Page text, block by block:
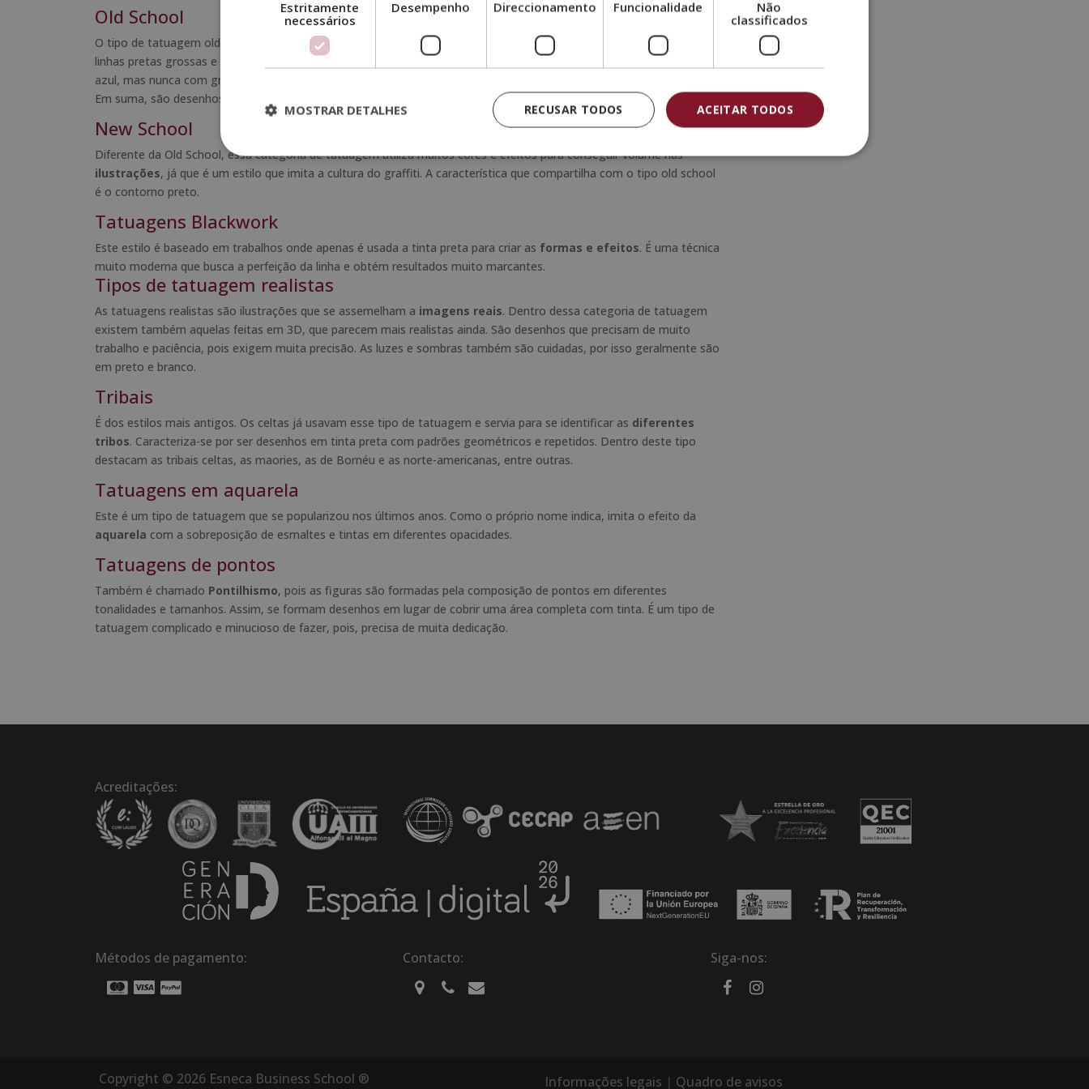
Old School
O tipo de tatuagem old school tem as suas raízes na América do Norte
e geralmente tem dois elementos básicos:
linhas pretas grossas e falta de mistura de cores. As cores utilizadas são, geralmente, o preto, vermelho, verde e
azul, mas nunca com gradientes. Também costumam ter alguns objetos como corações, rosas ou grandes felinos.
Em suma, são desenhos simples e clássicos.
New School
Diferente da Old School, essa categoria de tatuagem utiliza muitos cores e efeitos para conseguir volume nas
ilustrações, já que é um estilo que imita a cultura do graffiti. A característica que compartilha com o tipo old school
é o contorno preto.
Tatuagens Blackwork
Este estilo é baseado em trabalhos onde apenas é usada a tinta preta para criar as formas e efeitos. É uma técnica
muito moderna que busca a perfeição da linha e obtém resultados muito marcantes.
Tipos de tatuagem realistas
As tatuagens realistas são ilustrações que se assemelham a imagens reais. Dentro dessa categoria de tatuagem
existem também aquelas feitas em 3D, que parecem mais realistas ainda. São desenhos que precisam de muito
trabalho e paciência, pois exigem muita precisão. As luzes e sombras também são cuidadas, por isso geralmente são
em preto e branco.
Tribais
É dos estilos mais antigos. Os celtas já usavam esse tipo de tatuagem e servia para se identificar as diferentes
tribos. Caracteriza-se por ser desenhos em tinta preta com padrões geométricos e repetidos. Dentro deste tipo
destacam as tribais celtas, as maories, as de Bornéu e as norte-americanas, entre outras.
Tatuagens em aquarela
Este é um tipo de tatuagem que se popularizou nos últimos anos. Como o próprio nome indica, imita o efeito da
aquarela com a sobreposição de esmaltes e tintas em diferentes opacidades.
Tatuagens de pontos
Também é chamado Pontilhismo, pois as figuras são formadas pela composição de pontos em diferentes
tonalidades e tamanhos. Assim, se formam desenhos em lugar de cobrir uma área completa com tinta. É um tipo de
tatuagem complicado e minucioso de fazer, pois, precisa de muita dedicação.
Acreditações:
Métodos de pagamento: Contacto: Siga-nos:
Copyright © 2026 Esneca Business School ® Informações legais | Quadro de avisos
Estritamente
necessários
Desempenho Direccionamento Funcionalidade
Não
classificados
ACEITAR TODOS
RECUSAR TODOS
MOSTRAR DETALHES